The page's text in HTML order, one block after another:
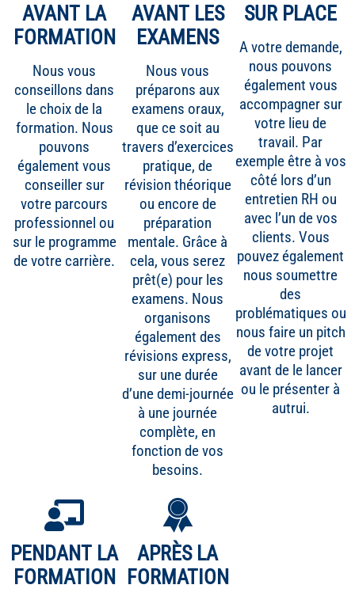
AVANT LA
FORMATION
Nous vous
conseillons dans
le choix de la
formation. Nous
pouvons
également vous
conseiller sur
votre parcours
professionnel ou
sur le programme
de votre carrière.
AVANT LES
EXAMENS
Nous vous
préparons aux
examens oraux,
que ce soit au
travers d’exercices
pratique, de
révision théorique
ou encore de
préparation
mentale. Grâce à
cela, vous serez
prêt(e) pour les
examens. Nous
organisons
également des
révisions express,
sur une durée
d’une demi-journée
à une journée
complète, en
fonction de vos
besoins.
SUR PLACE
A votre demande,
nous pouvons
également vous
accompagner sur
votre lieu de
travail. Par
exemple être à vos
côté lors d’un
entretien RH ou
avec l’un de vos
clients. Vous
pouvez également
nous soumettre
des
problématiques ou
nous faire un pitch
de votre projet
avant de le lancer
ou le présenter à
autrui.
PENDANT LA
FORMATION
APRÈS LA
FORMATION